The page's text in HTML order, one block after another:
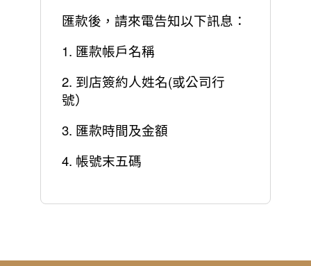
匯款後，請來電告知以下訊息：
1. 匯款帳戶名稱
2. 到店簽約人姓名(或公司行
號）
3. 匯款時間及金額
4. 帳號末五碼